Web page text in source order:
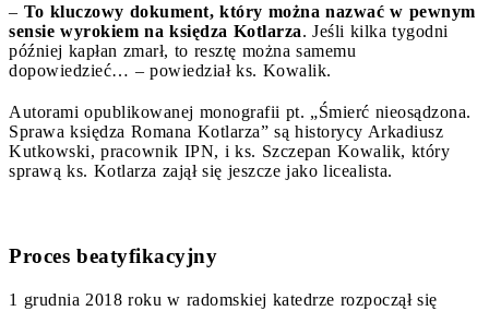
– To kluczowy dokument, który można nazwać w pewnym
sensie wyrokiem na księdza Kotlarza. Jeśli kilka tygodni
później kapłan zmarł, to resztę można samemu
dopowiedzieć… – powiedział ks. Kowalik.
Autorami opublikowanej monografii pt. „Śmierć nieosądzona.
Sprawa księdza Romana Kotlarza” są historycy Arkadiusz
Kutkowski, pracownik IPN, i ks. Szczepan Kowalik, który
sprawą ks. Kotlarza zajął się jeszcze jako licealista.
Proces beatyfikacyjny
1 grudnia 2018 roku w radomskiej katedrze rozpoczął się